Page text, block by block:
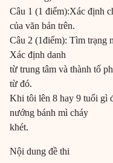
Câu 1 (1 điểm):Xác định
của văn bản trên.
Câu 2 (1điểm): Tìm trạng
Xác định danh
từ trung tâm và thành tố
từ đó.
Khi tôi lên 8 hay 9 tuổi gì
nướng bánh mì cháy
khét.
Nội dung đề thi